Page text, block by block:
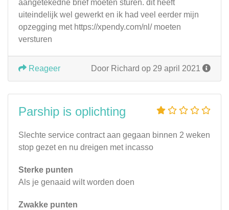
aangetekedne brief moeten sturen. dit heeft
uiteindelijk wel gewerkt en ik had veel eerder mijn
opzegging met https://xpendy.com/nl/ moeten
versturen
Door Richard op 29 april 2021
Reageer
Parship is oplichting
Slechte service contract aan gegaan binnen 2 weken
stop gezet en nu dreigen met incasso
Sterke punten
Als je genaaid wilt worden doen
Zwakke punten